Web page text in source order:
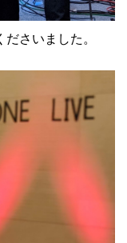
さいました。